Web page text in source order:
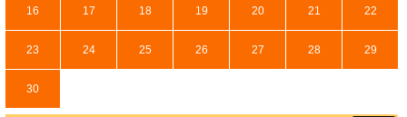
16 17 18 19 20 21 22
23 24 25 26 27 28 29
30